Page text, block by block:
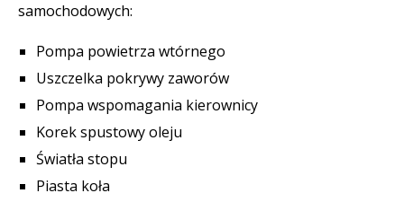
samochodowych:
Pompa powietrza wtórnego
Uszczelka pokrywy zaworów
Pompa wspomagania kierownicy
Korek spustowy oleju
Światła stopu
Piasta koła